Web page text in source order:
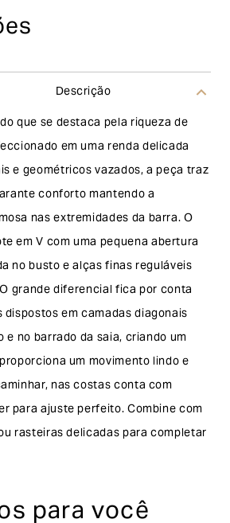
Descrição
que se destaca pela riqueza de
em uma renda delicada
e geométricos vazados, a peça traz
conforto mantendo a
nas extremidades da barra. O
em V com uma pequena abertura
no busto e alças finas reguláveis
grande diferencial fica por conta
em camadas diagonais
no barrado da saia, criando um
um movimento lindo e
nas costas conta com
para ajuste perfeito. Combine com
rasteiras delicadas para completar
produto
para você